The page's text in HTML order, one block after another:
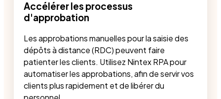
Accélérer les processus
d'approbation
Les approbations manuelles pour la saisie des
dépôts à distance (RDC) peuvent faire
patienter les clients. Utilisez Nintex RPA pour
automatiser les approbations, afin de servir vos
clients plus rapidement et de libérer du